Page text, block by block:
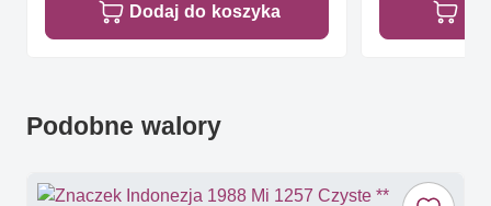
Dodaj do koszyka
Podobne walory